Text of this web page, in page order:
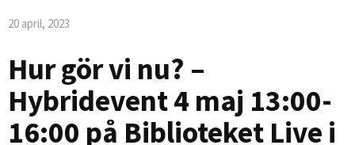
20 april, 2023
Hur gör vi nu? –
Hybridevent 4 maj 13:00-
16:00 på Biblioteket Live i